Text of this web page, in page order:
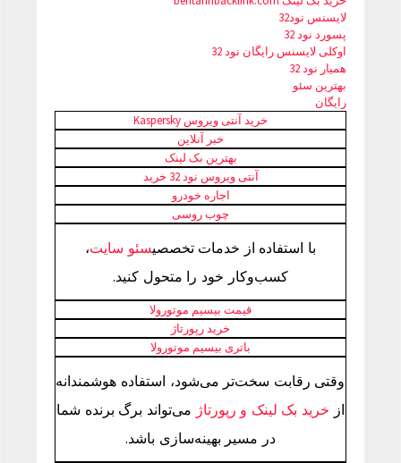
لایسنس نود32
پسورد نود 32
اوکلی لایسنس رایگان نود 32
همیار نود 32
بهترین سئو
رایگان
خرید آنتی ویروس Kaspersky
خبر آنلاین
بهترین بک لینک
آنتی ویروس نود 32 خرید
اجاره خودرو
چوب روسی
با استفاده از خدمات تخصصیسئو سایت،
کسب‌وکار خود را متحول کنید.
قیمت بیسیم موتورولا
خرید رپورتاژ
باتری بیسیم موتورولا
وقتی رقابت سخت‌تر می‌شود، استفاده هوشمندانه
از خرید بک لینک و رپورتاژ می‌تواند برگ برنده شما
در مسیر بهینه‌سازی باشد.